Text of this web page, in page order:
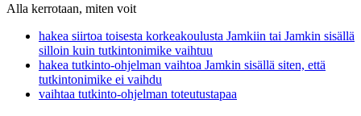
Alla kerrotaan, miten voit
hakea siirtoa toisesta korkeakoulusta Jamkiin tai Jamkin sisällä
silloin kuin tutkintonimike vaihtuu
hakea tutkinto-ohjelman vaihtoa Jamkin sisällä siten, että
tutkintonimike ei vaihdu
vaihtaa tutkinto-ohjelman toteutustapaa